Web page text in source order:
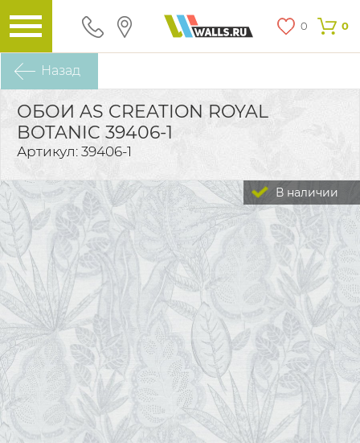
0 0
Назад
ОБОИ AS CREATION ROYAL
BOTANIC 39406-1
Артикул: 39406-1
В наличии